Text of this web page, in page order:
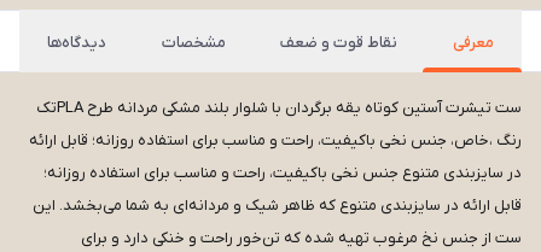
معرفی نقاط قوت و ضعف مشخصات دیدگاه‌ها
ست تیشرت آستین کوتاه یقه برگردان با شلوار بلند مشکی مردانه طرح PLAتک
رنگ ،خاص، جنس نخی باکیفیت، راحت و مناسب برای استفاده روزانه؛ قابل ارائه
در سایزبندی متنوع جنس نخی باکیفیت، راحت و مناسب برای استفاده روزانه؛
قابل ارائه در سایزبندی متنوع که ظاهر شیک و مردانه‌ای به شما می‌بخشد. این
ست از جنس نخ مرغوب تهیه شده که تن‌خور راحت و خنکی دارد و برای